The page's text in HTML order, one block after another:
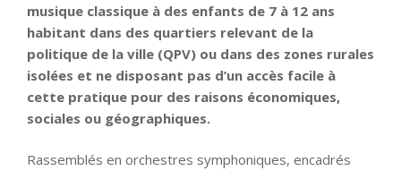
musique classique à des enfants de 7 à 12 ans
habitant dans des quartiers relevant de la
politique de la ville (QPV) ou dans des zones rurales
isolées et ne disposant pas d’un accès facile à
cette pratique pour des raisons économiques,
sociales ou géographiques.
Rassemblés en orchestres symphoniques, encadrés